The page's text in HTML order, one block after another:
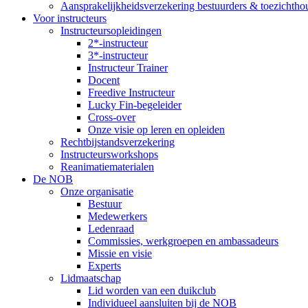
Aansprakelijkheidsverzekering bestuurders &
Voor instructeurs
Instructeursopleidingen
2*-instructeur
3*-instructeur
Instructeur Trainer
Docent
Freedive Instructeur
Lucky Fin-begeleider
Cross-over
Onze visie op leren en opleiden
Rechtbijstandsverzekering
Instructeursworkshops
Reanimatiematerialen
De NOB
Onze organisatie
Bestuur
Medewerkers
Ledenraad
Commissies, werkgroepen en ambassadeurs
Missie en visie
Experts
Lidmaatschap
Lid worden van een duikclub
Individueel aansluiten bij de NOB